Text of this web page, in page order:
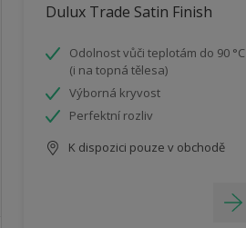
Dulux Trade Satin Finish
Odolnost vůči teplotám do 90 °C
(i na topná tělesa)
Výborná kryvost
Perfektní rozliv
K dispozici pouze v obchodě